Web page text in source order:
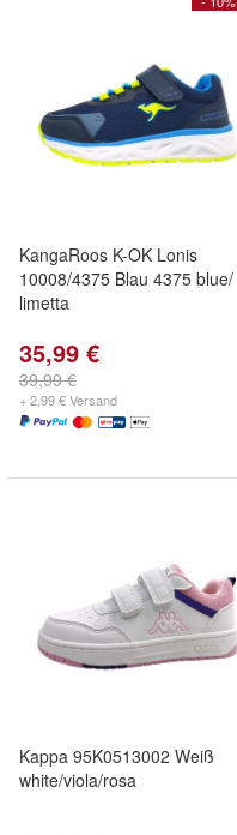
KangaRoos K-OK Lonis
10008/4375 Blau 4375 blue/
limetta
35,99 €
39,99 €
+ 2,99 € Versand
Kappa 95K0513002 Weiß
white/viola/rosa